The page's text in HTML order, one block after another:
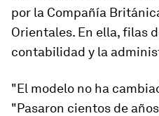
por la Compañía
Orientales. En ella, filas
contabilidad y la
"El modelo no ha
"Pasaron cientos de